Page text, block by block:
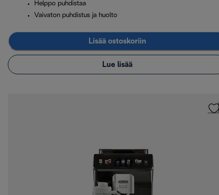
Helppo puhdistaa
Vaivaton puhdistus ja huolto
Lisää ostoskoriin
Lue lisää